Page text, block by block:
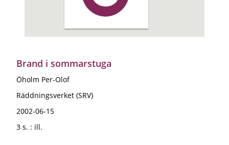
Brand i sommarstuga
Öholm Per-Olof
Räddningsverket (SRV)
2002-06-15
3 s. : ill.